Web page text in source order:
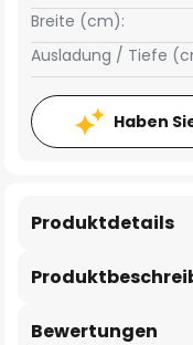
Breite (cm):
Ausladung / Tiefe
Haben
Produktdetails
Bewertungen